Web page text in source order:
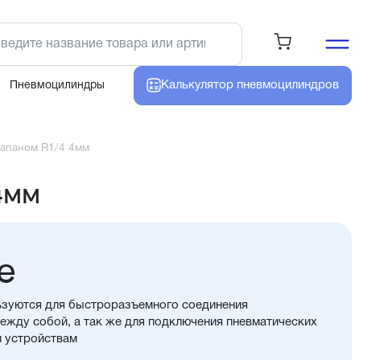
Пневмоцилиндры Калькулятор пневмоцилиндров
R1/4 4мм
для быстроразъемного соединения
собой, а так же для подключения пневматических
устройствам